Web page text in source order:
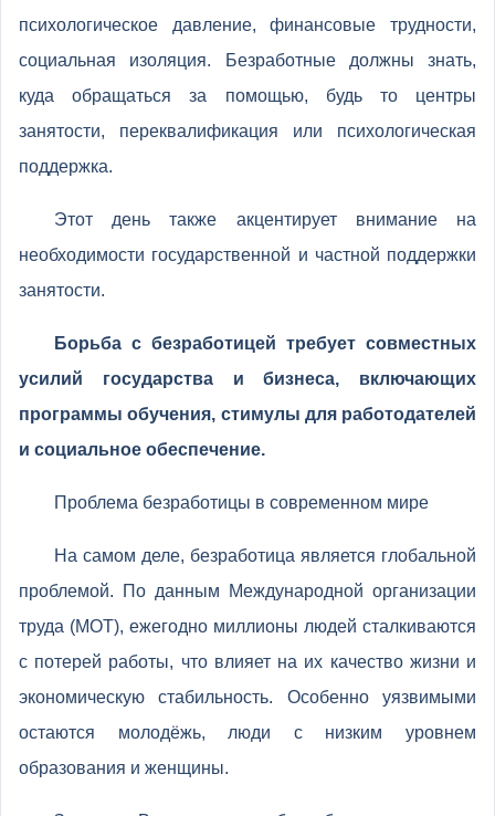
психологическое давление, финансовые трудности,
социальная изоляция. Безработные должны знать,
куда обращаться за помощью, будь то центры
занятости, переквалификация или психологическая
поддержка.
Этот день также акцентирует внимание на
необходимости государственной и частной поддержки
занятости.
Борьба с безработицей требует совместных
усилий государства и бизнеса, включающих
программы обучения, стимулы для работодателей
и социальное обеспечение.
Проблема безработицы в современном мире
На самом деле, безработица является глобальной
проблемой. По данным Международной организации
труда (МОТ), ежегодно миллионы людей сталкиваются
с потерей работы, что влияет на их качество жизни и
экономическую стабильность. Особенно уязвимыми
остаются молодёжь, люди с низким уровнем
образования и женщины.